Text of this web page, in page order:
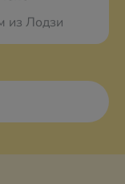
из Лодзи